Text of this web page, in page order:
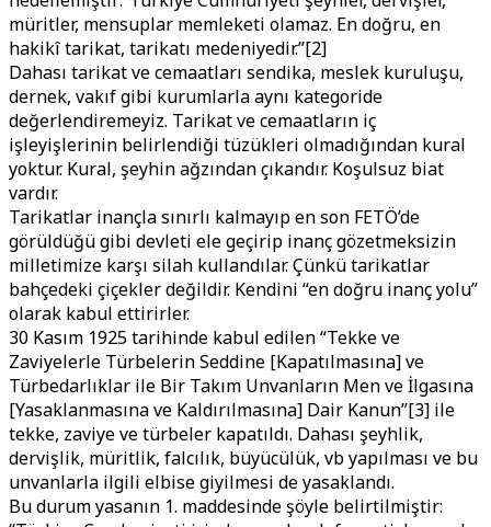
müritler, mensuplar memleketi olamaz. En doğru, en
hakikî tarikat, tarikatı medeniyedir.”[2]
Dahası tarikat ve cemaatları sendika, meslek kuruluşu,
dernek, vakıf gibi kurumlarla aynı kategoride
değerlendiremeyiz. Tarikat ve cemaatların iç
işleyişlerinin belirlendiği tüzükleri olmadığından kural
yoktur. Kural, şeyhin ağzından çıkandır. Koşulsuz biat
vardır.
Tarikatlar inançla sınırlı kalmayıp en son FETÖ’de
görüldüğü gibi devleti ele geçirip inanç gözetmeksizin
milletimize karşı silah kullandılar. Çünkü tarikatlar
bahçedeki çiçekler değildir. Kendini “en doğru inanç yolu”
olarak kabul ettirirler.
30 Kasım 1925 tarihinde kabul edilen “Tekke ve
Zaviyelerle Türbelerin Seddine [Kapatılmasına] ve
Türbedarlıklar ile Bir Takım Unvanların Men ve İlgasına
[Yasaklanmasına ve Kaldırılmasına] Dair Kanun”[3] ile
tekke, zaviye ve türbeler kapatıldı. Dahası şeyhlik,
dervişlik, müritlik, falcılık, büyücülük, vb yapılması ve bu
unvanlarla ilgili elbise giyilmesi de yasaklandı.
Bu durum yasanın 1. maddesinde şöyle belirtilmiştir: